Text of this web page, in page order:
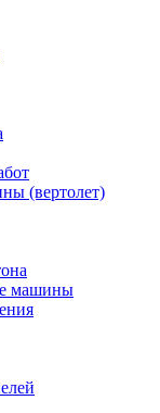
(вертолет)
машины